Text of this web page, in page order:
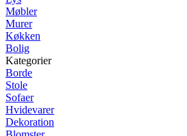
Møbler
Murer
Køkken
Bolig
Kategorier
Borde
Stole
Sofaer
Hvidevarer
Dekoration